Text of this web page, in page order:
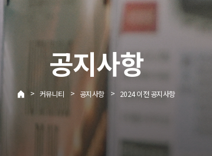
공지사항
> 커뮤니티 > 공지사항 > 2024 이전 공지사항